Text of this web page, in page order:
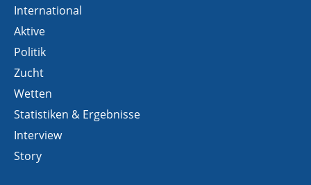
International
Aktive
Politik
Zucht
Wetten
Statistiken & Ergebnisse
Interview
Story